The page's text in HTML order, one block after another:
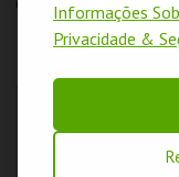
Informações
Privacidade &
REBELDES SEM
CAUSAS |
FEVER